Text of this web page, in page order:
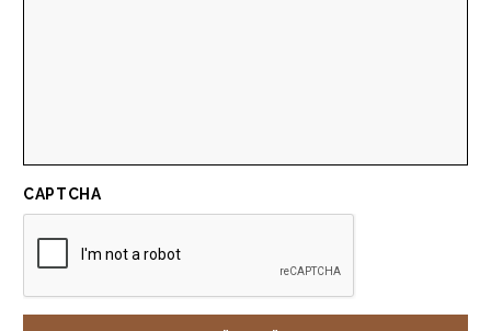
CAPTCHA